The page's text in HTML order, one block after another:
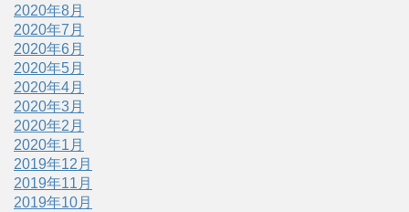
2020年8月
2020年7月
2020年6月
2020年5月
2020年4月
2020年3月
2020年2月
2020年1月
2019年12月
2019年11月
2019年10月